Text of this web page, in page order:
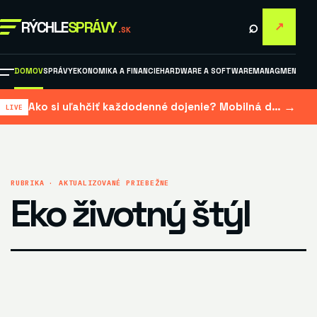
RÝCHLESPRÁVY .SK ⌕ ↗
DOMOVSPRÁVYEKONOMIKA A FINANCIEHARDWARE A SOFTWAREMANAGMENT A
Ako si uľahčiť každodenné dojenie? Mobilná dojačka šetrí čas aj námahu →
RUBRIKA · AKTUALIZOVANÉ PRIEBEŽNE
Eko životný štýl